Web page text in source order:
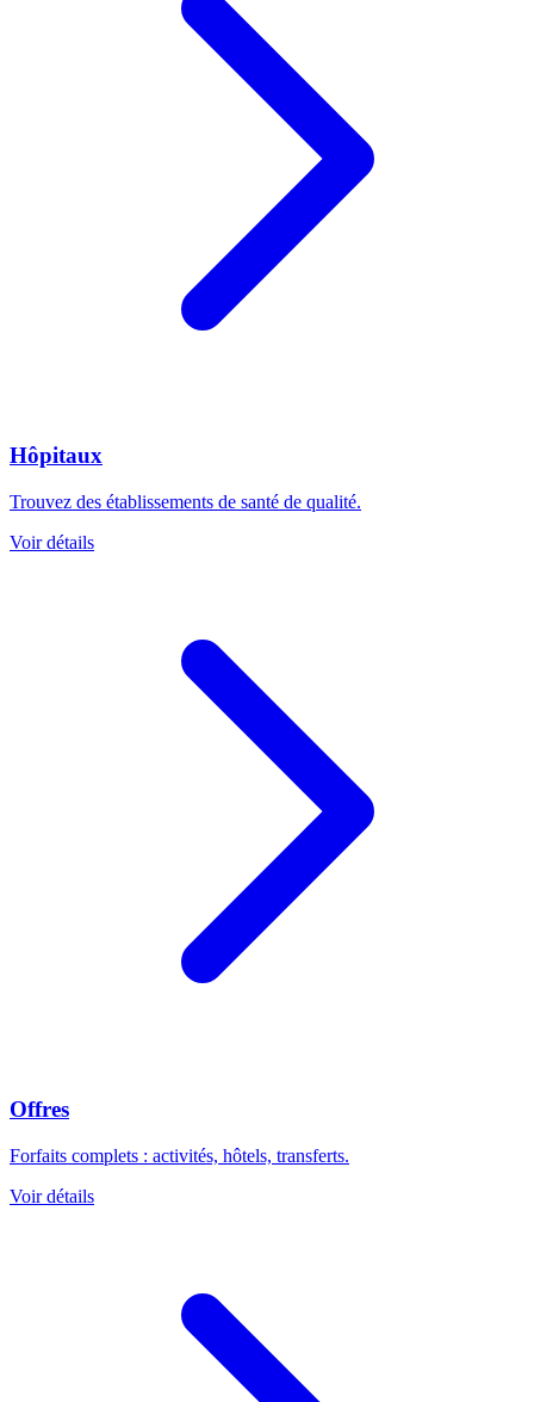
Hôpitaux
Trouvez des établissements de santé de qualité.
Voir détails
Offres
Forfaits complets : activités, hôtels, transferts.
Voir détails